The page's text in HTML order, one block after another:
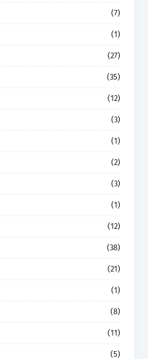
(7)
(1)
(27)
(35)
(12)
(3)
(1)
(2)
(3)
(1)
(12)
(38)
(21)
(1)
(8)
(11)
(5)